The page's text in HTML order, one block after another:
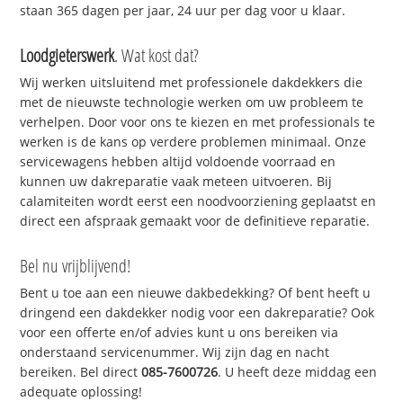
staan 365 dagen per jaar, 24 uur per dag voor u klaar.
Loodgieterswerk. Wat kost dat?
Wij werken uitsluitend met professionele dakdekkers die
met de nieuwste technologie werken om uw probleem te
verhelpen. Door voor ons te kiezen en met professionals te
werken is de kans op verdere problemen minimaal. Onze
servicewagens hebben altijd voldoende voorraad en
kunnen uw dakreparatie vaak meteen uitvoeren. Bij
calamiteiten wordt eerst een noodvoorziening geplaatst en
direct een afspraak gemaakt voor de definitieve reparatie.
Bel nu vrijblijvend!
Bent u toe aan een nieuwe dakbedekking? Of bent heeft u
dringend een dakdekker nodig voor een dakreparatie? Ook
voor een offerte en/of advies kunt u ons bereiken via
onderstaand servicenummer. Wij zijn dag en nacht
bereiken. Bel direct085-7600726. U heeft deze middag een
adequate oplossing!